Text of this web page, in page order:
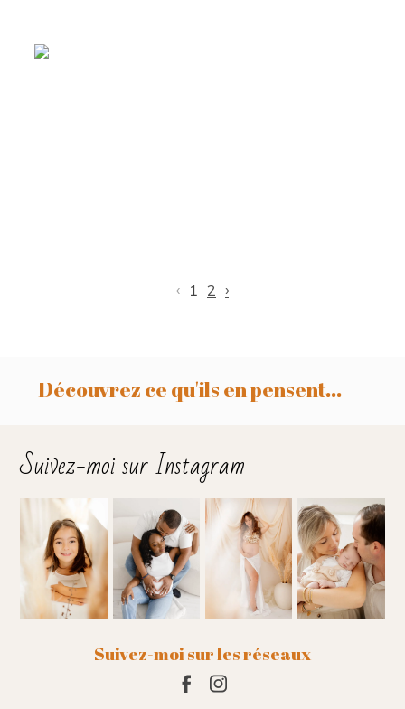
‹ 1 2 ›
Découvrez ce qu'ils en pensent...
Suivez-moi sur Instagram
Suivez-moi sur les réseaux